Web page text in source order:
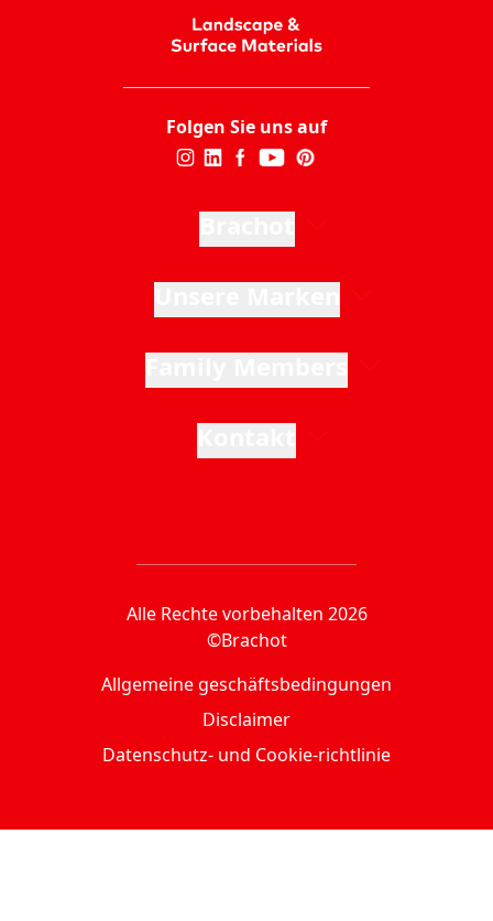
Folgen Sie uns auf
Alle Rechte vorbehalten 2026
©Brachot
Allgemeine geschäftsbedingungen
Disclaimer
Datenschutz- und Cookie-richtlinie